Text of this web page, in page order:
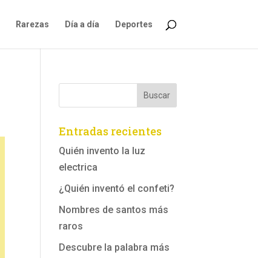
Rarezas Día a día Deportes
Entradas recientes
Quién invento la luz
electrica
¿Quién inventó el confeti?
Nombres de santos más
raros
Descubre la palabra más